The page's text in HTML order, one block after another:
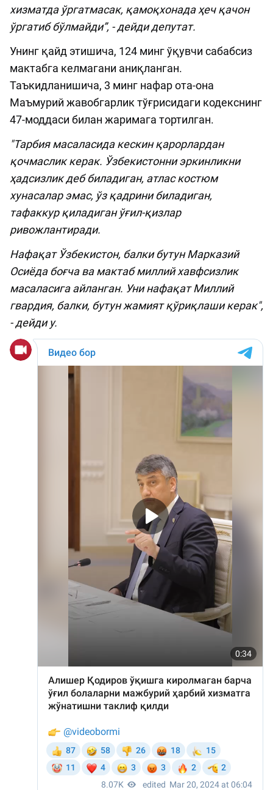
хизматда ўргатмасак, қамоқхонада ҳеч қачон
ўргатиб бўлмайди”, - дейди депутат.
Унинг қайд этишича, 124 минг ўқувчи сабабсиз
мактабга келмагани аниқланган.
Таъкидланишича, 3 минг нафар ота-она
Маъмурий жавобгарлик тўғрисидаги кодекснинг
47-моддаси билан жаримага тортилган.
"Тарбия масаласида кескин қарорлардан
қочмаслик керак. Ўзбекистонни эркинликни
ҳадсизлик деб биладиган, атлас костюм
хунасалар эмас, ўз қадрини биладиган,
тафаккур қиладиган ўғил-қизлар
ривожлантиради.
Нафақат Ўзбекистон, балки бутун Марказий
Осиёда боғча ва мактаб миллий хавфсизлик
масаласига айланган. Уни нафақат Миллий
гвардия, балки, бутун жамият қўриқлаши керак",
- дейди у.